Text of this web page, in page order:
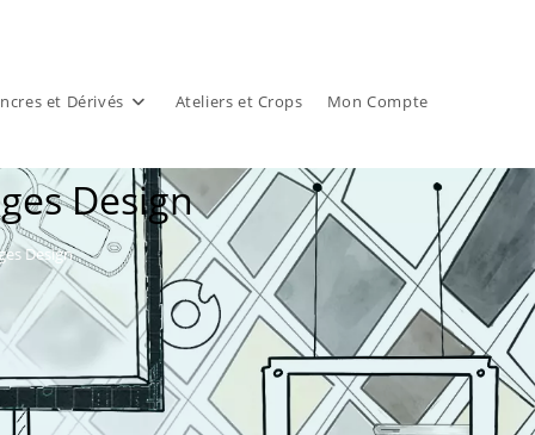
et Dérivés Ateliers et Crops Mon Compte
Design
Design